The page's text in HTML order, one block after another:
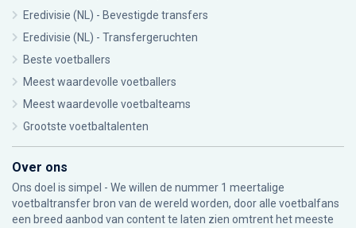
Eredivisie (NL) - Bevestigde transfers
Eredivisie (NL) - Transfergeruchten
Beste voetballers
Meest waardevolle voetballers
Meest waardevolle voetbalteams
Grootste voetbaltalenten
Over ons
Ons doel is simpel - We willen de nummer 1 meertalige
voetbaltransfer bron van de wereld worden, door alle voetbalfans
een breed aanbod van content te laten zien omtrent het meeste